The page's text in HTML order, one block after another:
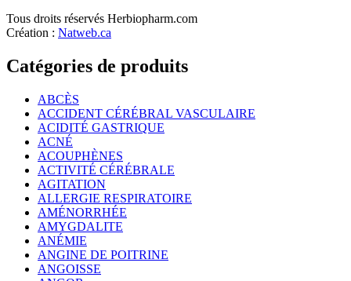
Tous droits réservés Herbiopharm.com
Création : Natweb.ca
Catégories de produits
ABCÈS
ACCIDENT CÉRÉBRAL VASCULAIRE
ACIDITÉ GASTRIQUE
ACNÉ
ACOUPHÈNES
ACTIVITÉ CÉRÉBRALE
AGITATION
ALLERGIE RESPIRATOIRE
AMÉNORRHÉE
AMYGDALITE
ANÉMIE
ANGINE DE POITRINE
ANGOISSE